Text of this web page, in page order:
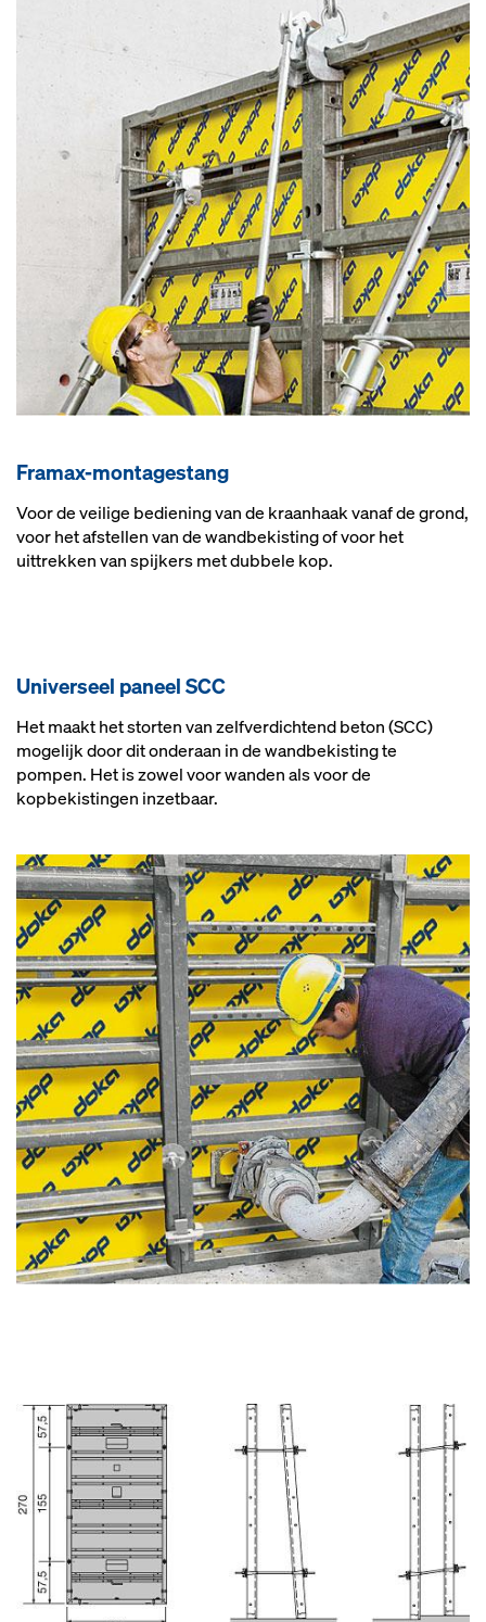
Framax-mon­ta­ge­stang
Voor de veilige bediening van de kraanhaak vanaf de grond,
voor het afstellen van de wandbekisting of voor het
uittrekken van spijkers met dubbele kop.
Uni­ver­seel pa­neel SCC
Het maakt het storten van zelfverdichtend beton (SCC)
mogelijk door dit onderaan in de wandbekisting te
pompen. Het is zowel voor wanden als voor de
kopbekistingen inzetbaar.